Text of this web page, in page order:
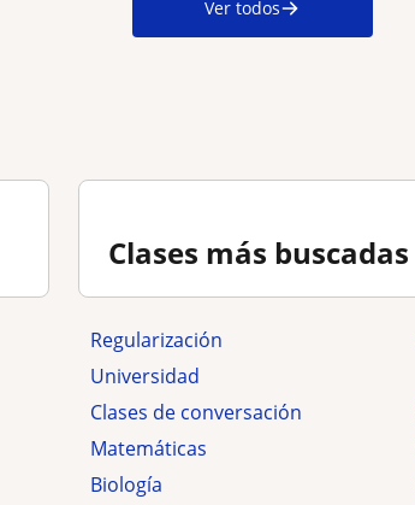
Ver todos
Clases más buscadas
Regularización
Universidad
Clases de conversación
Matemáticas
Biología